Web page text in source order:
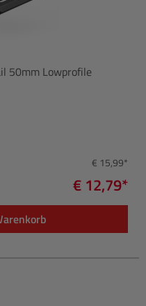
50mm Lowprofile
€ 15,99*
€ 12,79*